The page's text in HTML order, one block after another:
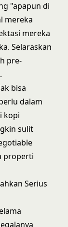
"apapun di
mereka
mereka
Selaraskan
pre-
bisa
dalam
kopi
sulit
properti
Serius